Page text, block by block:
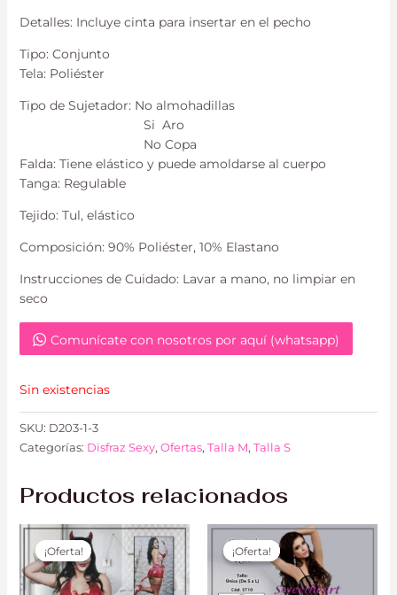
Detalles: Incluye cinta para insertar en el pecho
Tipo: Conjunto
Tela: Poliéster
Tipo de Sujetador: No almohadillas
Si Aro
No Copa
Falda: Tiene elástico y puede amoldarse al cuerpo
Tanga: Regulable
Tejido: Tul, elástico
Composición: 90% Poliéster, 10% Elastano
Instrucciones de Cuidado: Lavar a mano, no limpiar en
seco
Comunícate con nosotros por aquí (whatsapp)
Sin existencias
SKU: D203-1-3
Categorías: Disfraz Sexy, Ofertas, Talla M, Talla S
Productos relacionados
¡Oferta!
¡Oferta!
El
precio
original
era:
S/ 110.00.
El
precio
actual
es:
S/ 85.00.
¡Oferta!
¡Oferta!
El
precio
original
era:
S/ 75.00.
El
precio
actual
es:
S/ 65.00.